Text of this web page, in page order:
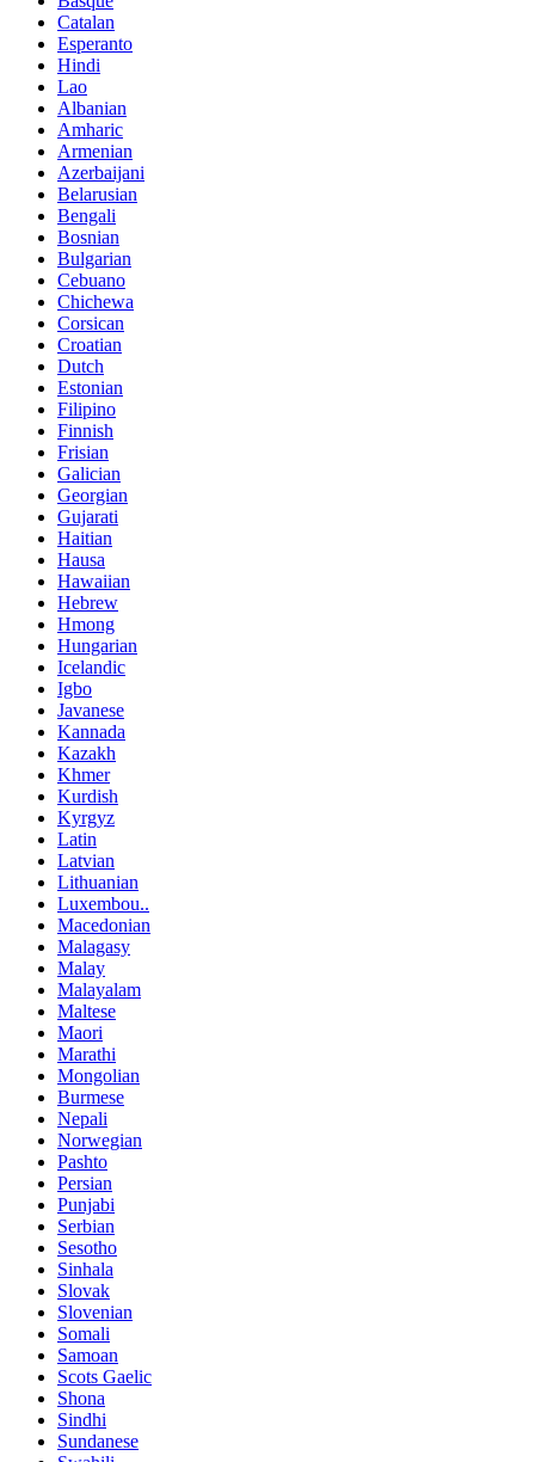
Catalan
Esperanto
Hindi
Lao
Albanian
Amharic
Armenian
Azerbaijani
Belarusian
Bengali
Bosnian
Bulgarian
Cebuano
Chichewa
Corsican
Croatian
Dutch
Estonian
Filipino
Finnish
Frisian
Galician
Georgian
Gujarati
Haitian
Hausa
Hawaiian
Hebrew
Hmong
Hungarian
Icelandic
Igbo
Javanese
Kannada
Kazakh
Khmer
Kurdish
Kyrgyz
Latin
Latvian
Lithuanian
Luxembou..
Macedonian
Malagasy
Malay
Malayalam
Maltese
Maori
Marathi
Mongolian
Burmese
Nepali
Norwegian
Pashto
Persian
Punjabi
Serbian
Sesotho
Sinhala
Slovak
Slovenian
Somali
Samoan
Scots Gaelic
Shona
Sindhi
Sundanese